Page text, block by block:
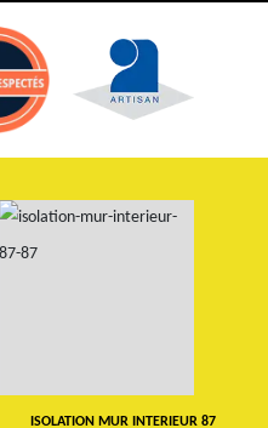
ISOLATION MUR INTERIEUR 87